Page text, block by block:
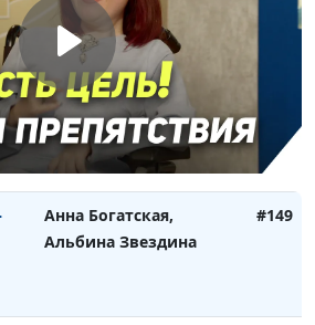
Анна Ронжина, Виктор
Крикунов, руководитель
христианского служения
заключенным
Богатская Анна, Киссер
Виталий
#150
Анна Богатская,
Альбина Звездина
#149